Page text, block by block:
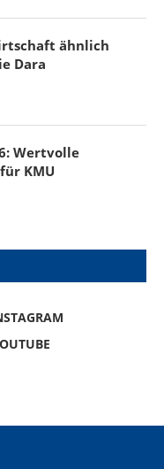
ähnlich
Dara
Wertvolle
KMU